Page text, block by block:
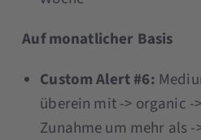
Auf monatlicher Basis
Custom Alert #6:
überein mit -> organic -
Zunahme um mehr als